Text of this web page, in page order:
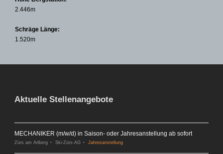
2.446m
Schräge Länge:
1.520m
Aktuelle Stellenangebote
MECHANIKER (m/w/d) in Saison- oder Jahresanstellung ab sofort
Zürs am Arlberg Ski-Zürs-AG Jahresanstellung